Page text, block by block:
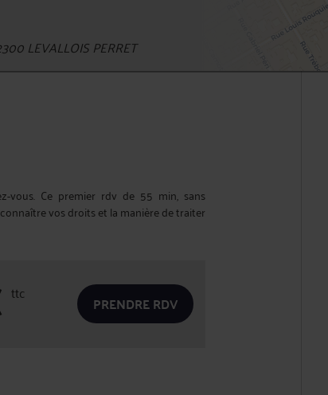
LEVALLOIS PERRET
vous. Ce premier rdv de 55 min, sans
vos droits et la manière de traiter
ttc
PRENDRE RDV